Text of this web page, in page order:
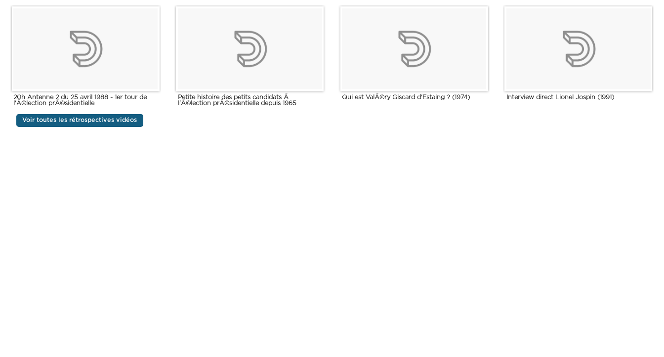
20h Antenne 2 du 25 avril 1988 - 1er tour de
l'Ã©lection prÃ©sidentielle
Petite histoire des petits candidats Ã
l'Ã©lection prÃ©sidentielle depuis 1965
Qui est ValÃ©ry Giscard d'Estaing ? (1974) Interview direct Lionel Jospin (1991)
Voir toutes les rétrospectives vidéos